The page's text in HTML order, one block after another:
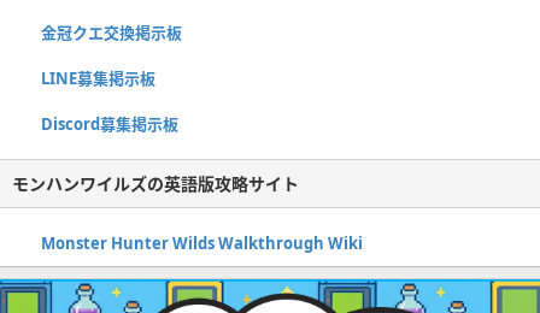
金冠クエ交換掲示板
LINE募集掲示板
Discord募集掲示板
モンハンワイルズの英語版攻略サイト
Monster Hunter Wilds Walkthrough Wiki